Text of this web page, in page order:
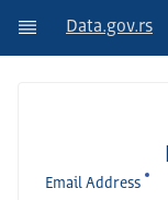
Data.gov.rs
Email Address